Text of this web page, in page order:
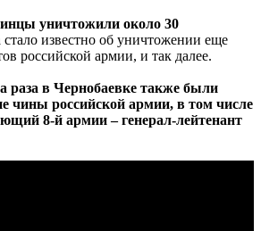
уничтожили около 30
стало известно об уничтожении еще
российской армии, и так далее.
раза в Чернобаевке также были
чины российской армии, в том числе
8-й армии – генерал-лейтенант